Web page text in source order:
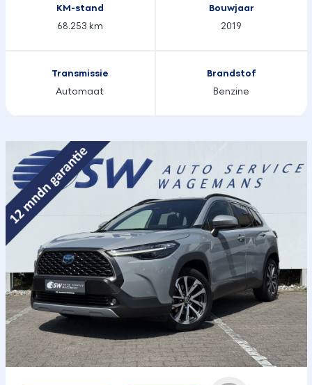
KM-stand
68.253 km
Bouwjaar
2019
Transmissie
Automaat
Brandstof
Benzine